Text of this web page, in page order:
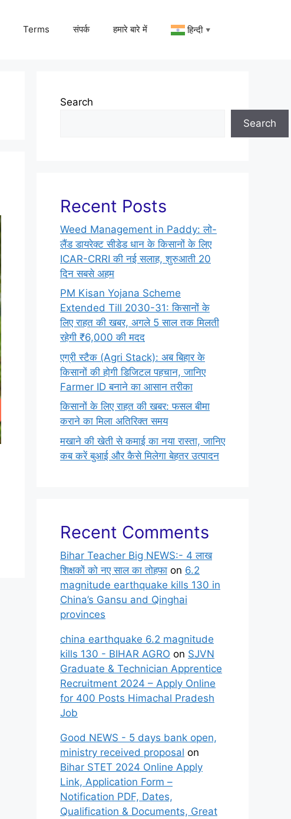
Terms संपर्क हमारे बारे में हिन्दी ▼
Search
Search
Recent Posts
Weed Management in Paddy: लो-
लैंड डायरेक्ट सीडेड धान के किसानों के लिए
ICAR-CRRI की नई सलाह, शुरुआती 20
दिन सबसे अहम
PM Kisan Yojana Scheme
Extended Till 2030-31: किसानों के
लिए राहत की खबर, अगले 5 साल तक मिलती
रहेगी ₹6,000 की मदद
एग्री स्टैक (Agri Stack): अब बिहार के
किसानों की होगी डिजिटल पहचान, जानिए
Farmer ID बनाने का आसान तरीका
किसानों के लिए राहत की खबर: फसल बीमा
कराने का मिला अतिरिक्त समय
मखाने की खेती से कमाई का नया रास्ता, जानिए
कब करें बुआई और कैसे मिलेगा बेहतर उत्पादन
Recent Comments
Bihar Teacher Big NEWS:- 4 लाख
शिक्षकों को नए साल का तोहफा on 6.2
magnitude earthquake kills 130 in
China’s Gansu and Qinghai
provinces
china earthquake 6.2 magnitude
kills 130 - BIHAR AGRO on SJVN
Graduate & Technician Apprentice
Recruitment 2024 – Apply Online
for 400 Posts Himachal Pradesh
Job
Good NEWS - 5 days bank open,
ministry received proposal on
Bihar STET 2024 Online Apply
Link, Application Form –
Notification PDF, Dates,
Qualification & Documents, Great